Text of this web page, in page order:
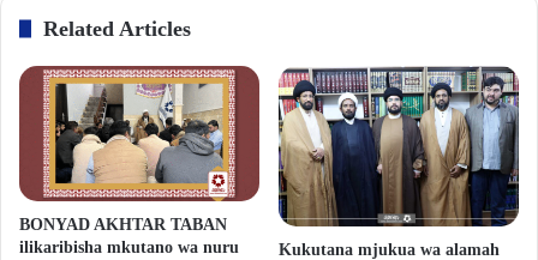
Related Articles
BONYAD AKHTAR TABAN
ilikaribisha mkutano wa nuru
Kukutana mjukua wa alamah